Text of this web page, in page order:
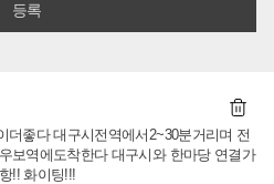
더좋다 대구시전역에서2~30분거리며 전
보역에도착한다 대구시와 한마당 연결가
!! 화이팅!!!